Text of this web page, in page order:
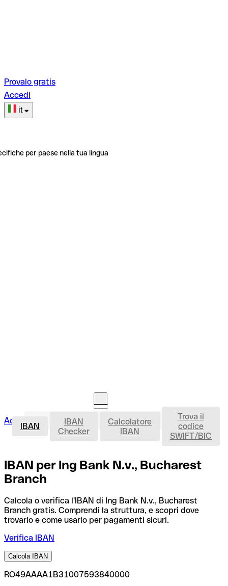
Provalo gratis
Accedi
it
per paese nella tua lingua
Accedi Avvia la procedura IBAN
IBAN
IBAN
Checker
Calcolatore
IBAN
Trova il
codice
SWIFT/BIC
IBAN per Ing Bank N.v., Bucharest
Branch
Calcola o verifica l'IBAN di Ing Bank N.v., Bucharest
Branch gratis. Comprendi la struttura, e scopri dove
trovarlo e come usarlo per pagamenti sicuri.
Verifica IBAN
Calcola IBAN
RO49AAAA1B31007593840000